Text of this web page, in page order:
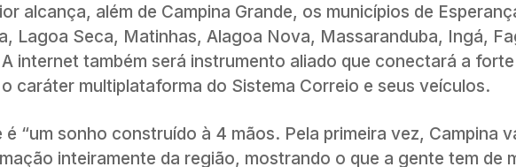
alcança, além de Campina Grande, os municípios de
Lagoa Seca, Matinhas, Alagoa Nova, Massaranduba, Ingá,
internet também será instrumento aliado que conectará a
caráter multiplataforma do Sistema Correio e seus veículos.
“um sonho construído à 4 mãos. Pela primeira vez, Campina
inteiramente da região, mostrando o que a gente tem de